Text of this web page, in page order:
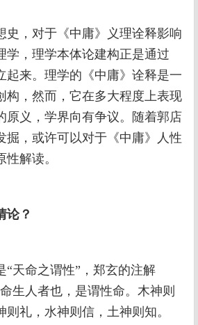
史，对于《中庸》义理诠释影响
学，理学本体论建构正是通过
起来。理学的《中庸》诠释是一
构，然而，它在多大程度上表现
原义，学界向有争议。随着郭店
掘，或许可以对于《中庸》人性
解读。
论？
“天命之谓性”，郑玄的注解
生人者也，是谓性命。木神则
礼，水神则信，土神则知。